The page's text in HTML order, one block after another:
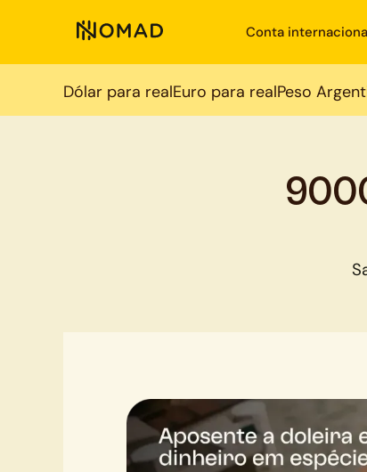
Conta
Dólar para realEuro para realPeso